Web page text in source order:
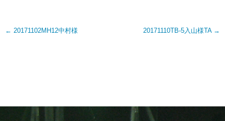
Post
← 20171102MH12中村様 20171110TB-5入山様TA →